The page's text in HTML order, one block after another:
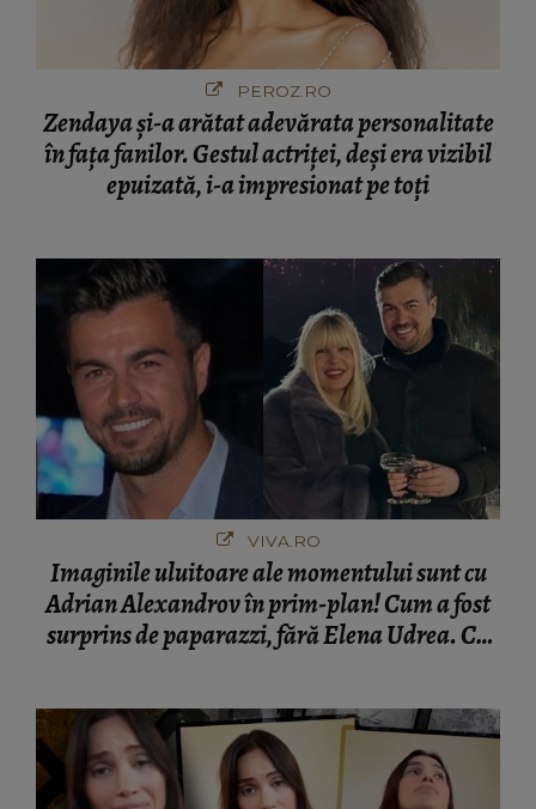
PEROZ.RO
Zendaya și-a arătat adevărata personalitate
în fața fanilor. Gestul actriței, deși era vizibil
epuizată, i-a impresionat pe toți
VIVA.RO
Imaginile uluitoare ale momentului sunt cu
Adrian Alexandrov în prim-plan! Cum a fost
surprins de paparazzi, fără Elena Udrea. Cu